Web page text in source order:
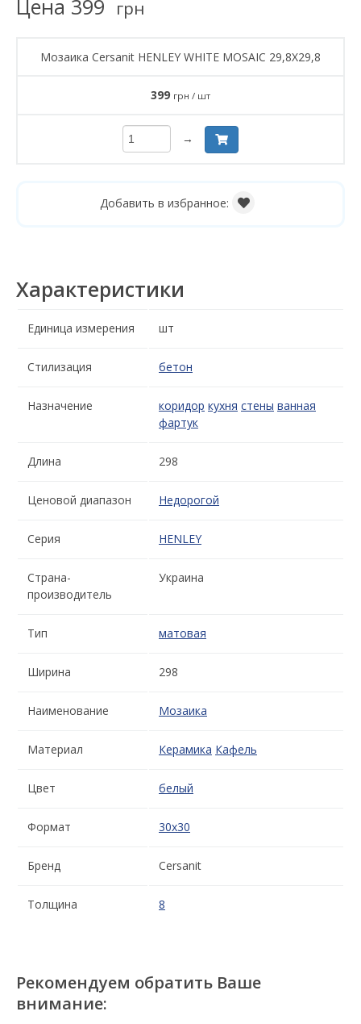
Цена 399 грн
Мозаика Cersanit HENLEY WHITE MOSAIC 29,8X29,8
399 грн / шт
→
Добавить в избранное:
Характеристики
Единица измерения шт
Стилизация бетон
Назначение коридор кухня стены ванная
фартук
Длина 298
Ценовой диапазон Недорогой
Серия HENLEY
Страна-
производитель
Украина
Тип матовая
Ширина 298
Наименование Мозаика
Материал Керамика Кафель
Цвет белый
Формат 30x30
Бренд Cersanit
Толщина 8
Рекомендуем обратить Ваше
внимание: